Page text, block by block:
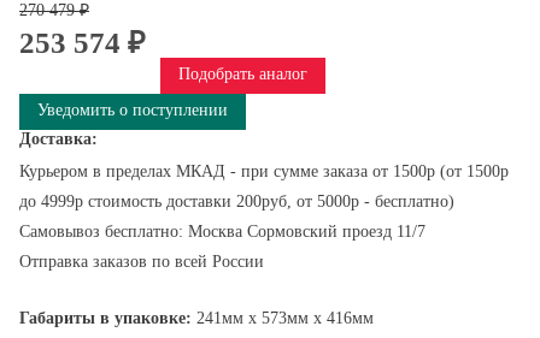
270 479 ₽
253 574 ₽
Подобрать аналог
Уведомить о поступлении
Доставка:
Курьером в пределах МКАД - при сумме заказа от 1500р (от 1500р
до 4999р стоимость доставки 200руб, от 5000р - бесплатно)
Самовывоз бесплатно: Москва Сормовский проезд 11/7
Отправка заказов по всей России
Габариты в упаковке: 241мм x 573мм x 416мм